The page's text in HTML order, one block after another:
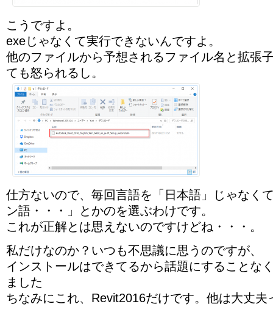
こうですよ。
exeじゃなくて実行できないんですよ。
他のファイルから予想されるファイル名と拡張
ても怒られるし。
仕方ないので、毎回言語を「日本語」じゃなく
ン語・・・」とかのを選ぶわけです。
これが正解とは思えないのですけどね・・・。
私だけなのか？いつも不思議に思うのですが、
インストールはできてるから話題にすることな
ました
ちなみにこれ、Revit2016だけです。他は大丈夫